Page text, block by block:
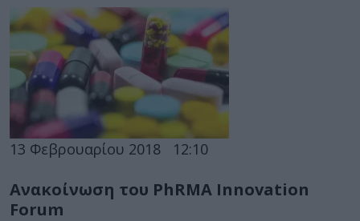
13 Φεβρουαρίου 2018 12:10
Ανακοίνωση του PhRMA Innovation
Forum